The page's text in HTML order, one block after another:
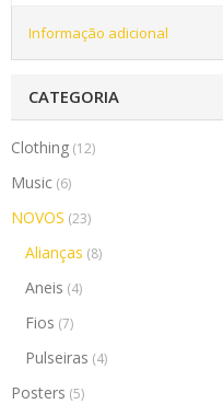
Informação adicional
CATEGORIA
Clothing (12)
Music (6)
NOVOS (23)
Alianças (8)
Aneis (4)
Fios (7)
Pulseiras (4)
Posters (5)